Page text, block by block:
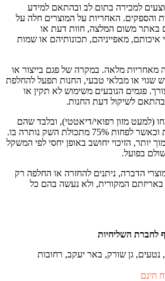
למכירה בתום לב ובהתאם למידע
והספקים. האחריות על המוצרים חלה על
באתר משום המלצה, חוות דעת או
איכותם, מאפייניהם, תכונותיהם או שמות
מאחריות מלאה. במקרה של פגם בייצור או
שגוי או מבלאי טבעי, החנות תפעל להחלפת
פגמים הנובעים משימוש לא תקין או
בהתאם לשיקול דעת החנות.
(למעט מזון רפואי/דיאטטי), ובלבד שהם
מוחזרים באריזתם המקורית וכאשר לפחות 75% מתכולת השק נותרה בו.
יותר, הזיכוי יחושב באופן יחסי לפי המשקל
בפועל.
מוצרי הדברה, ניתנים להחזרה או החלפה רק
באריזתם המקורית, ולא נעשה בהם כל
לחברת השליחיות
נטעים, גן שורק, באר יעקב, רחובות